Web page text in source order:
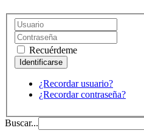
Recuérdeme
¿Recordar usuario?
¿Recordar contraseña?
Buscar...